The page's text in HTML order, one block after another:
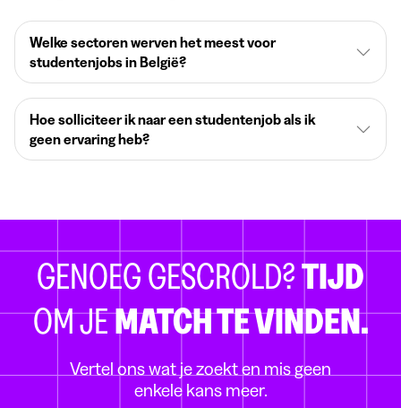
Welke sectoren werven het meest voor
studentenjobs in België?
Hoe solliciteer ik naar een studentenjob als ik
geen ervaring heb?
GENOEG GESCROLD?TIJD
OM JEMATCH TE VINDEN.
Vertel ons wat je zoekt en mis geen
enkele kans meer.